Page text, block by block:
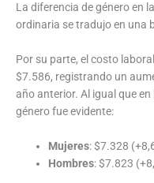
La diferencia de género en
ordinaria se tradujo en una
Por su parte, el costo
$7.586, registrando un
año anterior. Al igual que
género fue evidente:
Mujeres: $7.328
Hombres: $7.823